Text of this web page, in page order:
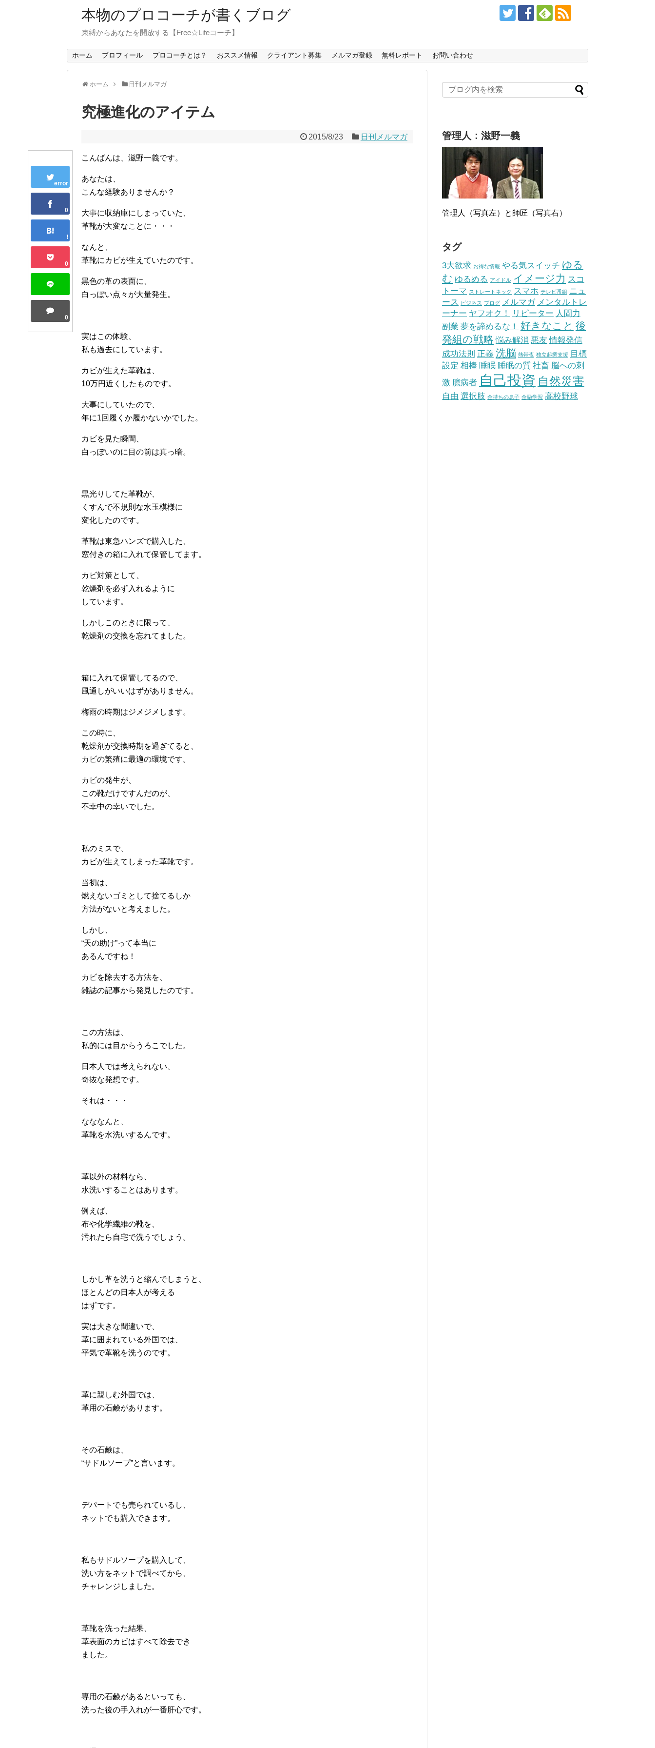
本物のプロコーチが書くブログ
束縛からあなたを開放する【Free☆Lifeコーチ】
ホーム プロフィール プロコーチとは？ おススメ情報 クライアント募集 メルマガ登録 無料レポート お問い合わせ
ホーム 日刊メルマガ
error
0
0
0
究極進化のアイテム
2015/8/23 日刊メルマガ
こんばんは、滋野一義です。
あなたは、
こんな経験ありませんか？
大事に収納庫にしまっていた、
革靴が大変なことに・・・
なんと、
革靴にカビが生えていたのです。
黒色の革の表面に、
白っぽい点々が大量発生。
実はこの体験、
私も過去にしています。
カビが生えた革靴は、
10万円近くしたものです。
大事にしていたので、
年に1回履くか履かないかでした。
カビを見た瞬間、
白っぽいのに目の前は真っ暗。
黒光りしてた革靴が、
くすんで不規則な水玉模様に
変化したのです。
革靴は東急ハンズで購入した、
窓付きの箱に入れて保管してます。
カビ対策として、
乾燥剤を必ず入れるように
しています。
しかしこのときに限って、
乾燥剤の交換を忘れてました。
箱に入れて保管してるので、
風通しがいいはずがありません。
梅雨の時期はジメジメします。
この時に、
乾燥剤が交換時期を過ぎてると、
カビの繁殖に最適の環境です。
カビの発生が、
この靴だけですんだのが、
不幸中の幸いでした。
私のミスで、
カビが生えてしまった革靴です。
当初は、
燃えないゴミとして捨てるしか
方法がないと考えました。
しかし、
“天の助け”って本当に
あるんですね！
カビを除去する方法を、
雑誌の記事から発見したのです。
この方法は、
私的には目からうろこでした。
日本人では考えられない、
奇抜な発想です。
それは・・・
なななんと、
革靴を水洗いするんです。
革以外の材料なら、
水洗いすることはあります。
例えば、
布や化学繊維の靴を、
汚れたら自宅で洗うでしょう。
しかし革を洗うと縮んでしまうと、
ほとんどの日本人が考える
はずです。
実は大きな間違いで、
革に囲まれている外国では、
平気で革靴を洗うのです。
革に親しむ外国では、
革用の石鹸があります。
その石鹸は、
“サドルソープ”と言います。
デパートでも売られているし、
ネットでも購入できます。
私もサドルソープを購入して、
洗い方をネットで調べてから、
チャレンジしました。
革靴を洗った結果、
革表面のカビはすべて除去でき
ました。
専用の石鹸があるといっても、
洗った後の手入れが一番肝心です。
管理人：滋野一義
管理人（写真左）と師匠（写真右）
タグ
3大欲求 お得な情報 やる気スイッチ ゆる
む ゆるめる アイドル イメージ力 スコ
トーマ ストレートネック スマホ テレビ番組 ニュ
ース
ビジネス ブログ メルマガ メンタルトレ
ーナー ヤフオク！ リピーター 人間力
副業 夢を諦めるな！ 好きなこと 後
発組の戦略 悩み解消 悪友 情報発信
成功法則 正義 洗脳 熱帯夜 独立起業支援
目標
設定 相棒 睡眠 睡眠の質 社畜 脳への刺
激 臆病者 自己投資 自然災害
自由 選択肢 金持ちの息子 金融学習 高校野球